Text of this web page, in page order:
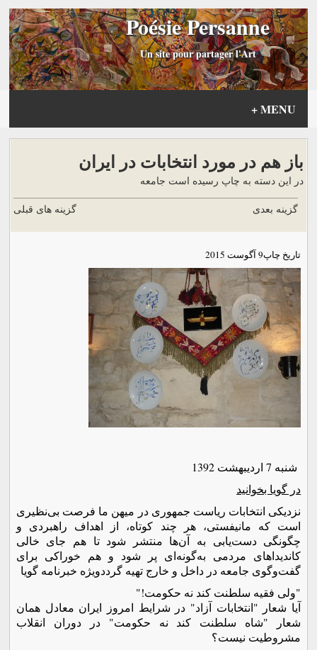
Poésie Persanne
Un site pour partager l'Art
MENU
+
باز هم در مورد انتخابات در ايران
در این دسته به چاپ رسیده است جامعه
گزینه های قبلی گزینه بعدی
تاریخ چاپ9 آگوست 2015
شنبه 7 ارديبهشت 1392
در گویا بخوانید
نزديکی انتخابات رياست جمهوری در ميهن ما فرصت بی‌نظيری
است که مانيفستی، هر چند کوتاه، از اهداف راهبردی و
چگونگی دست‌يابی به آن‌ها منتشر شود تا هم جای خالی
کانديداهای مردمی به‌گونه‌ای پر شود و هم خوراکی برای
گفت‌وگوی جامعه در داخل و خارج تهيه گرددويژه خبرنامه گويا
"ولی فقيه سلطنت کند نه حکومت!"
آيا شعار "انتخابات آزاد" در شرايط امروز ايران معادل همان
شعار "شاه سلطنت کند نه حکومت" در دوران انقلاب
مشروطيت نيست؟